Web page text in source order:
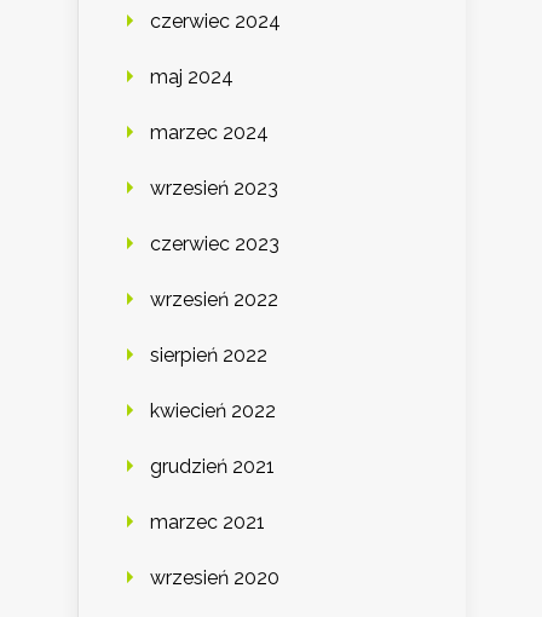
czerwiec 2024
maj 2024
marzec 2024
wrzesień 2023
czerwiec 2023
wrzesień 2022
sierpień 2022
kwiecień 2022
grudzień 2021
marzec 2021
wrzesień 2020